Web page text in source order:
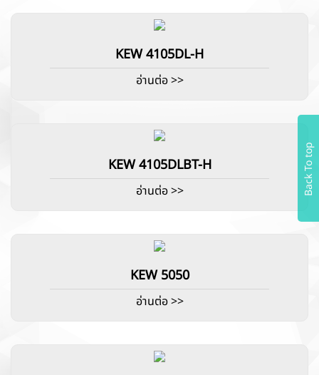
KEW 4105DL-H
อ่านต่อ >>
KEW 4105DLBT-H
อ่านต่อ >>
KEW 5050
อ่านต่อ >>
Back To top